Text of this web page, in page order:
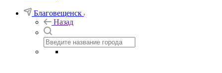
Благовещенск
Назад